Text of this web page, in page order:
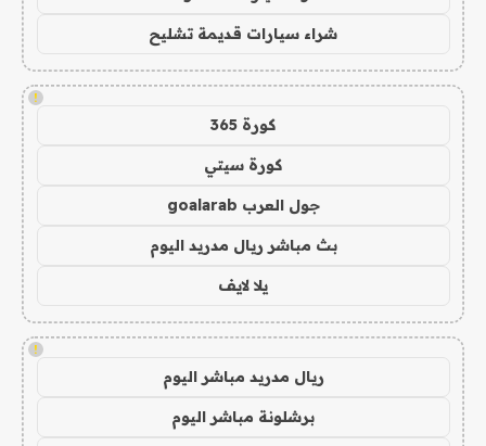
شراء سيارات قديمة تشليح
!
كورة 365
كورة سيتي
جول العرب goalarab
بث مباشر ريال مدريد اليوم
يلا لايف
!
ريال مدريد مباشر اليوم
برشلونة مباشر اليوم